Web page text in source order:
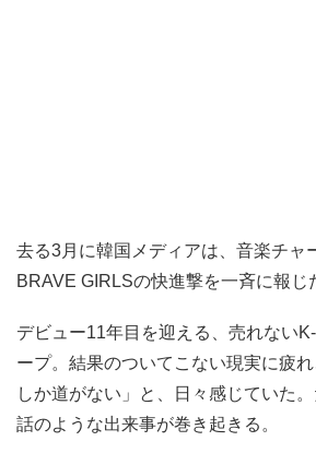
去る3月に韓国メディアは、音楽チャ
BRAVE GIRLSの快進撃を一斉に報じ
デビュー11年目を迎える、売れない
ープ。結果のついてこない現実に疲
しか道がない」と、日々感じていた
話のような出来事が巻き起きる。